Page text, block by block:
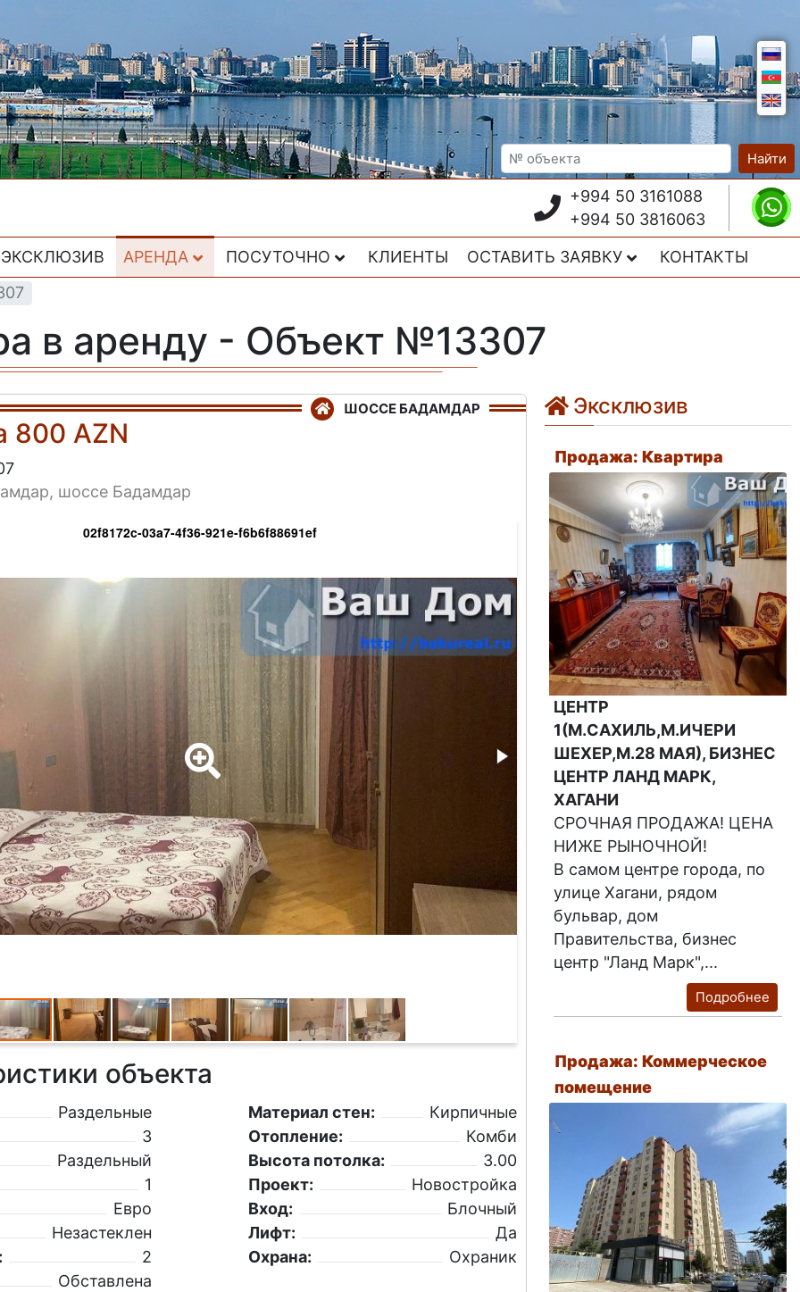
Найти
+994 50 3161088
+994 50 3816063
ЭКСКЛЮЗИВ АРЕНДА ПОСУТОЧНО КЛИЕНТЫ ОСТАВИТЬ ЗАЯВКУ
КОНТАКТЫ
в аренду - Объект №13307
ШОССЕ БАДАМДАР
800 AZN
шоссе Бадамдар
02f8172c-03a7-4f36-921e-f6b6f88691ef 5a68f216-
объекта
Раздельные
3
Раздельный
1
Евро
Незастеклен
2
Обставлена
Материал стен:
Кирпичные
Отопление:
Комби
Высота потолка:
3.00
Проект:
Новостройка
Вход:
Блочный
Лифт:
Да
Охрана:
Охраник
Эксклюзив
Продажа: Квартира
ЦЕНТР
1(М.САХИЛЬ,М.ИЧЕРИ
ШЕХЕР,М.28 МАЯ), БИЗНЕС
ЦЕНТР ЛАНД МАРК,
ХАГАНИ
СРОЧНАЯ ПРОДАЖА! ЦЕНА
НИЖЕ РЫНОЧНОЙ!
В самом центре города, по
улице Хагани, рядом
бульвар, дом
Правительства, бизнес
центр "Ланд Марк",...
Подробнее
Продажа: Коммерческое
помещение